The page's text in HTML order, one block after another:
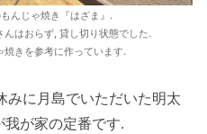
んじゃ焼き『はざま』.
はおらず, 貸し切り状態でした.
焼きを参考に作っています.
みに月島でいただいた明太
が家の定番です.